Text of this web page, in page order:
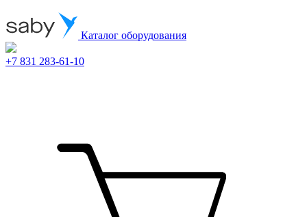
Каталог оборудования
+7 831 283-61-10